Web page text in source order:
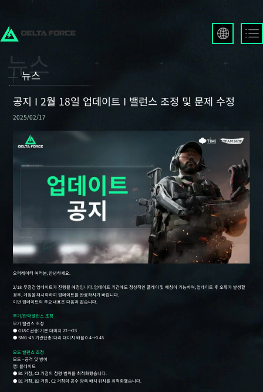
Русский
Deutsch
繁體中文
Português
한국어
日本語
Türkçe
뉴스
공지 I 2월 18일 업데이트 I 밸런스 조정 및 문제 수정
2025/02/17